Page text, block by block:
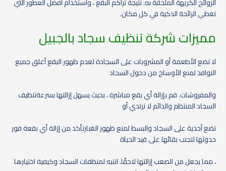
تغطي الرائحة الذكية في كل مكان.
مميزات شركة تنظيف سجاد بالجبيل
لا تضع الأطعمة أو المشروبات على السجادة لعدم ظهور البقع أغلق جميع
النوافذ لمنع الأوساخ من دخول السجاد
والمفروشات. قم بإزالة أي بقع مباشرة ، بحيث يسهل إزالتها بسرعةتنظيف
السجاد المنتظم والدائم لا ترتدي أو
تضع أحذية على السجاد والبسط لمنع ظهور الغبارتأكد من إزالة أي بقعة فور
حدوثها لتجنب بقائها على قيد الحياة
، مما يجعل من الصعب إزالتها لاحقًا. انتبه لمنظفات السجاد وكيفية اختيارها